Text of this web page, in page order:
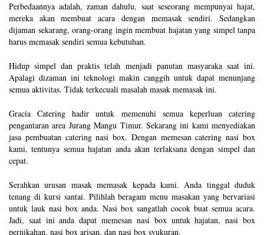
Perbedaannya adalah, zaman dahulu, saat seseorang mempunyai hajat,
mereka akan membuat acara dengan memasak sendiri. Sedangkan
dijaman sekarang, orang-orang ingin membuat hajatan yang simpel tanpa
harus memasak sendiri semua kebutuhan.
Hidup simpel dan praktis telah menjadi panutan masyaraka saat ini.
Apalagi dizaman ini teknologi makin canggih untuk dapat menunjang
semua aktivitas. Tidak terkecuali masalah masak memasak ini.
Gracia Catering hadir untuk memenuhi semua keperluan catering
pengantaran area Jurang Mangu Timur. Sekarang ini kami menyediakan
jasa pembuatan catering nasi box. Dengan memesan catering nasi box
kami, tentunya semua hajatan anda akan terlaksana dengan simpel dan
cepat.
Serahkan urusan masak memasak kepada kami. Anda tinggal duduk
tenang di kursi santai. Pilihlah beragam menu masakan yang bervariasi
untuk lauk nasi box anda. Nasi box sangatlah cocok buat semua acara.
Jadi, saat ini anda dapat memesan nasi box untuk hajatan, nasi box
pernikahan, nasi box arisan, dan nasi box syukuran.